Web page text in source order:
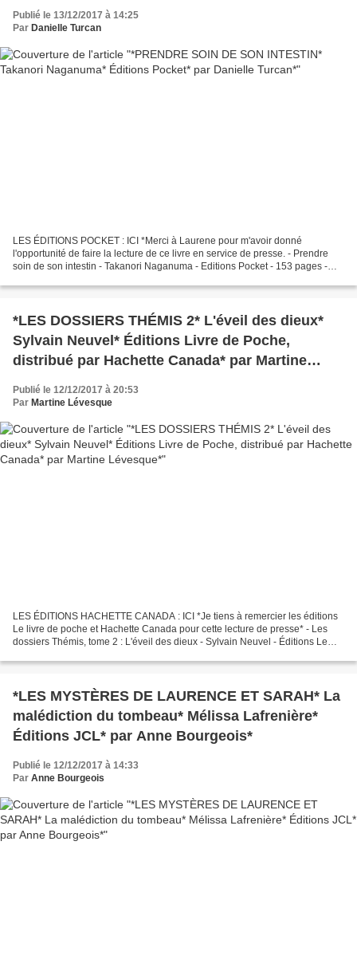
Publié le 13/12/2017 à 14:25
Par Danielle Turcan
LES ÉDITIONS POCKET : ICI *Merci à Laurene pour m'avoir donné
l'opportunité de faire la lecture de ce livre en service de presse. - Prendre
soin de son intestin - Takanori Naganuma - Editions Pocket - 153 pages -
*LES DOSSIERS THÉMIS 2* L'éveil des dieux*
Sylvain Neuvel* Éditions Livre de Poche,
distribué par Hachette Canada* par Martine
Lévesque*
Publié le 12/12/2017 à 20:53
Par Martine Lévesque
LES ÉDITIONS HACHETTE CANADA : ICI *Je tiens à remercier les éditions
Le livre de poche et Hachette Canada pour cette lecture de presse* - Les
dossiers Thémis, tome 2 : L'éveil des dieux - Sylvain Neuvel - Éditions Le
*LES MYSTÈRES DE LAURENCE ET SARAH* La
malédiction du tombeau* Mélissa Lafrenière*
Éditions JCL* par Anne Bourgeois*
Publié le 12/12/2017 à 14:33
Par Anne Bourgeois